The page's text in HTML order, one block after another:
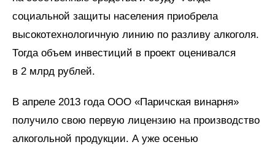
социальной защиты населения приобрела
высокотехнологичную линию по разливу алкоголя.
Тогда объем инвестиций в проект оценивался
в 2 млрд рублей.
В апреле 2013 года ООО «Паричская винарня»
получило свою первую лицензию на производство
алкогольной продукции. А уже осенью